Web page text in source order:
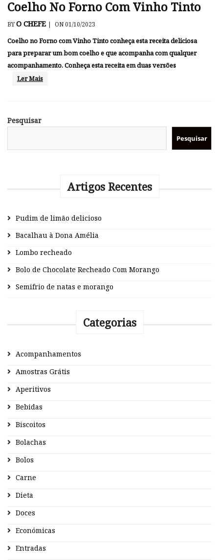
Coelho No Forno Com Vinho Tinto
BYO CHEFE | ON 01/10/2023
Coelho no Forno com Vinho Tinto conheça esta receita deliciosa
para preparar um bom coelho e que acompanha com qualquer
acompanhamento. Conheça esta receita em duas versões
Ler Mais
Pesquisar
Pesquisar
Artigos Recentes
Pudim de limão delicioso
Bacalhau à Dona Amélia
Lombo recheado
Bolo de Chocolate Recheado Com Morango
Semifrio de natas e morango
Categorias
Acompanhamentos
Amostras Grátis
Aperitivos
Bebidas
Biscoitos
Bolachas
Bolos
Carne
Dieta
Doces
Económicas
Entradas